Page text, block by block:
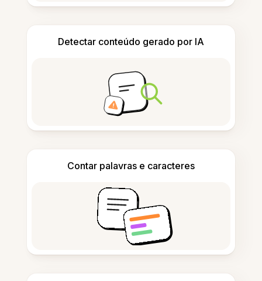
Detectar conteúdo gerado por IA
Contar palavras e caracteres